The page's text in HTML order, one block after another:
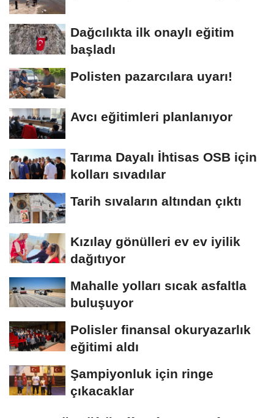
Dağcılıkta ilk onaylı eğitim
başladı
Polisten pazarcılara uyarı!
Avcı eğitimleri planlanıyor
Tarıma Dayalı İhtisas OSB için
kolları sıvadılar
Tarih sıvaların altından çıktı
Kızılay gönülleri ev ev iyilik
dağıtıyor
Mahalle yolları sıcak asfaltla
buluşuyor
Polisler finansal okuryazarlık
eğitimi aldı
Şampiyonluk için ringe
çıkacaklar